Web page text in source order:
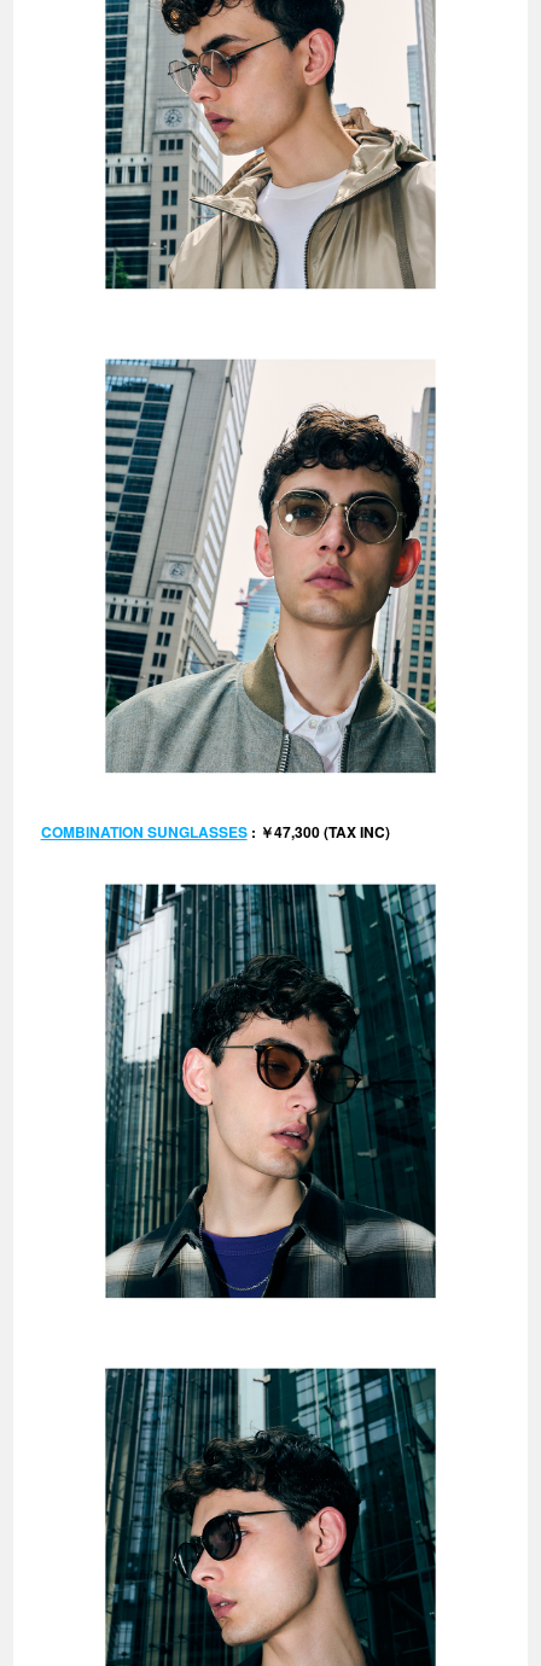
COMBINATION SUNGLASSES: ￥47,300 (TAX INC)